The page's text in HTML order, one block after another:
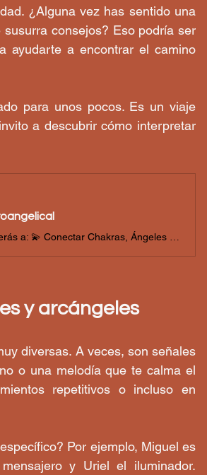
¿Alguna vez has sentido una
consejos? Eso podría ser
ayudarte a encontrar el camino
para unos pocos. Es un viaje
a descubrir cómo interpretar
y arcángeles
diversas. A veces, son señales
o una melodía que te calma el
repetitivos o incluso en
Por ejemplo, Miguel es
y Uriel el iluminador.